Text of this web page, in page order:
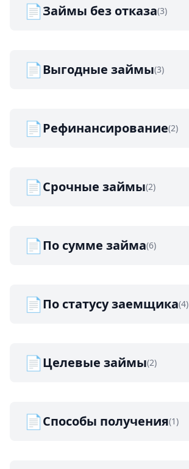
📄Займы без отказа(3)
📄Выгодные займы(3)
📄Рефинансирование(2)
📄Срочные займы(2)
📄По сумме займа(6)
📄По статусу заемщика(4)
📄Целевые займы(2)
📄Способы получения(1)